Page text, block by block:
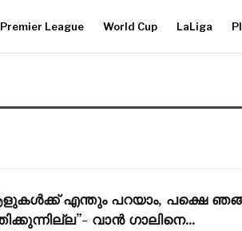
Premier League World Cup LaLiga
എന്തും പറയാം, പക്ഷെ
വാൻ ഗാലിനെ…